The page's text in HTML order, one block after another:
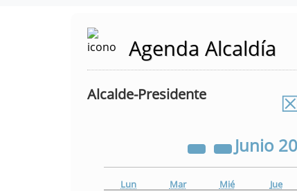
Agenda Alcaldía
Alcalde-Presidente
Junio
Lun Mar Mié Jue